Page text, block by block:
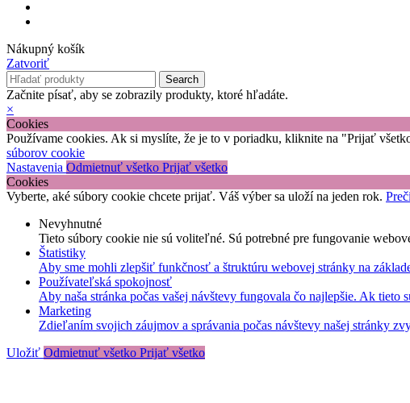
Nákupný košík
Zatvoriť
Search
Začnite písať, aby se zobrazily produkty, ktoré hľadáte.
×
Cookies
Používame cookies. Ak si myslíte, že je to v poriadku, kliknite na "Prijať
súborov cookie
Nastavenia Odmietnuť všetko Prijať všetko
Cookies
Vyberte, aké súbory cookie chcete prijať. Váš výber sa uloží na jeden rok.
Nevyhnutné
Tieto súbory cookie nie sú voliteľné. Sú potrebné pre fungovanie
Štatistiky
Aby sme mohli zlepšiť funkčnosť a štruktúru webovej stránky na
Používateľská spokojnosť
Aby naša stránka počas vašej návštevy fungovala čo najlepšie. Ak
Marketing
Zdieľaním svojich záujmov a správania počas návštevy našej stránky
Uložiť Odmietnuť všetko Prijať všetko